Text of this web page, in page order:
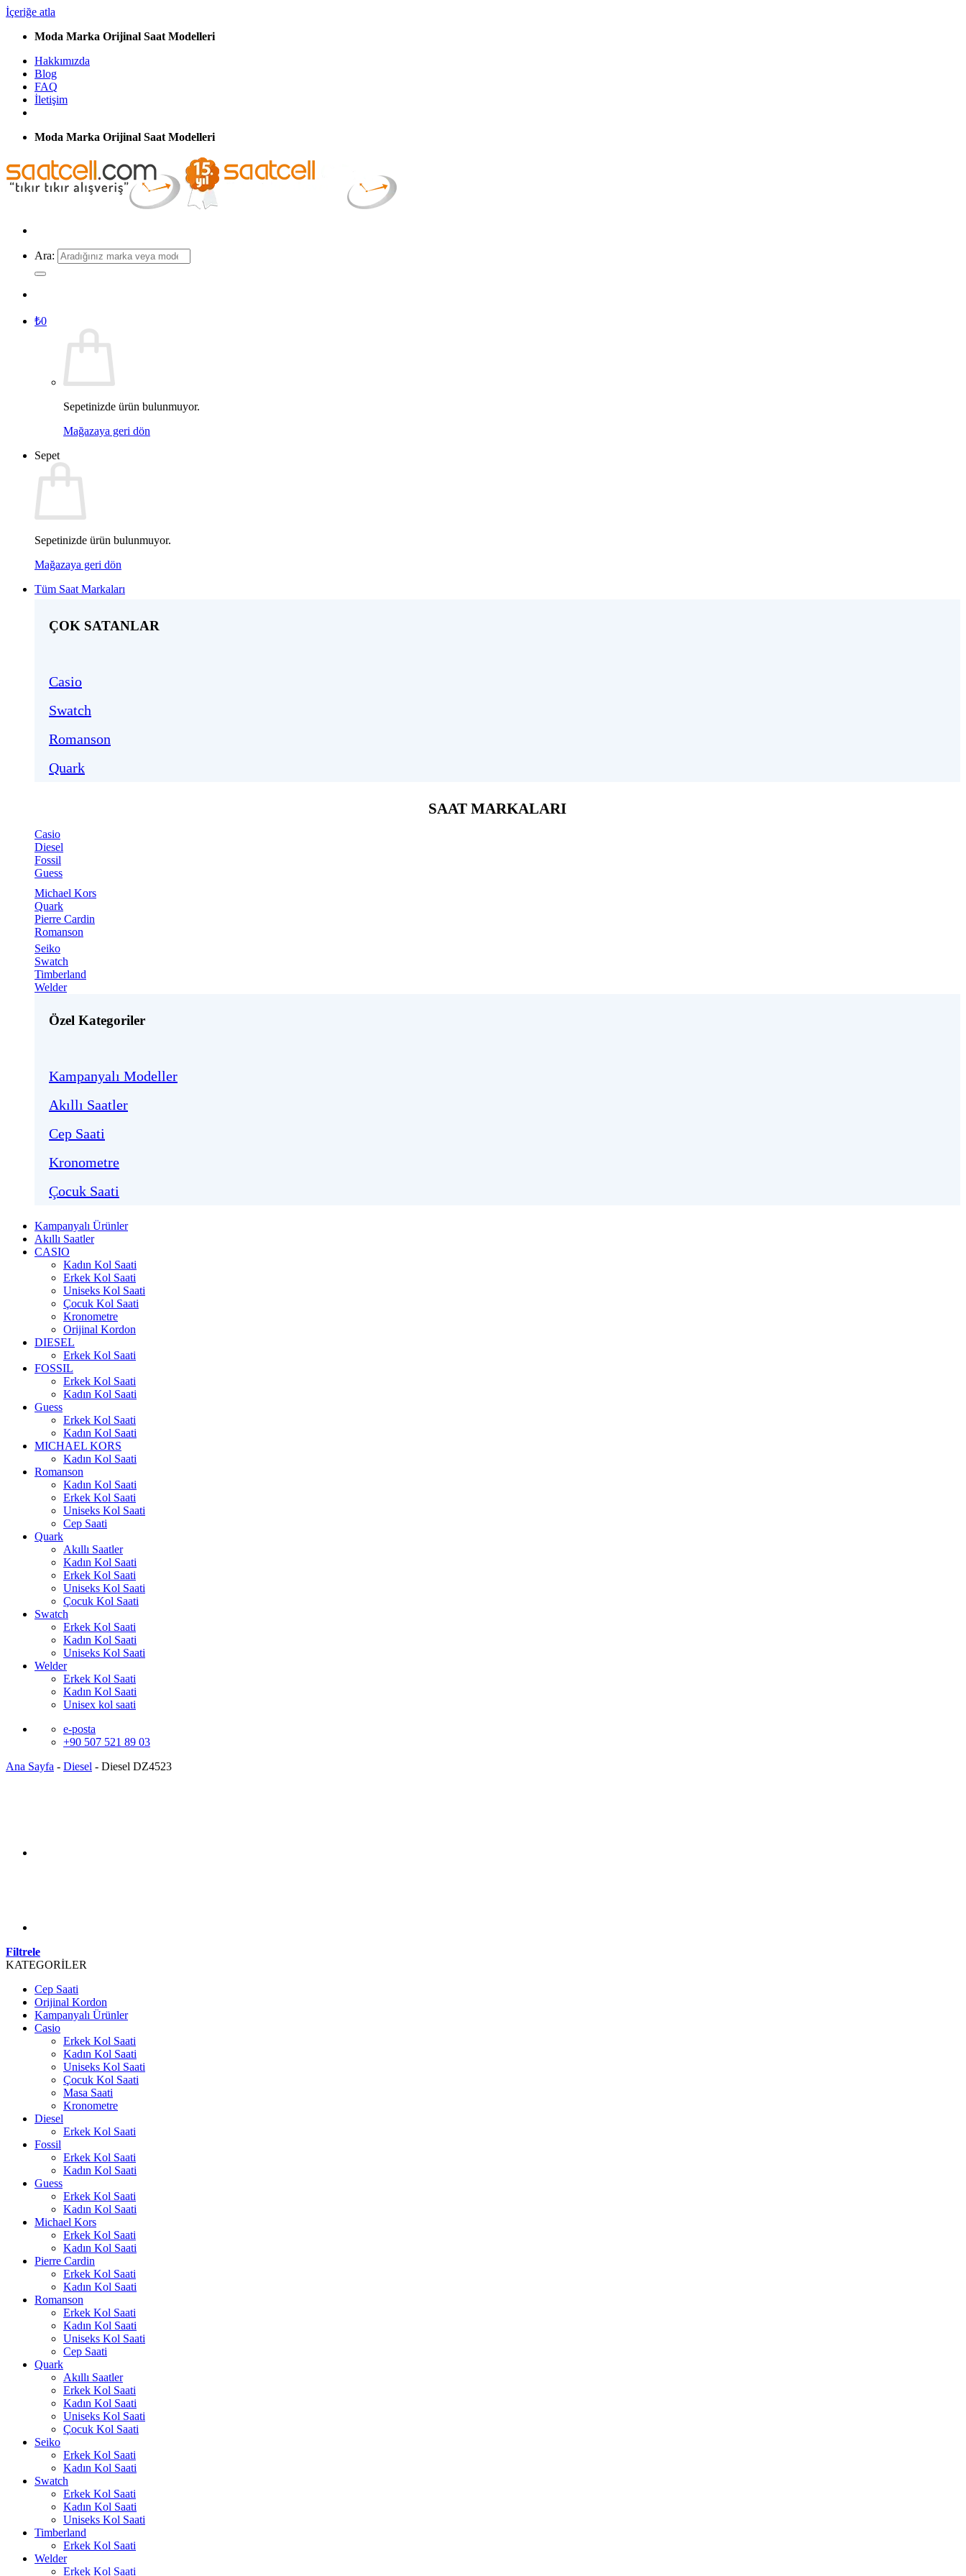
İçeriğe atla
Moda Marka Orijinal Saat Modelleri
Hakkımızda
Blog
FAQ
İletişim
Moda Marka Orijinal Saat Modelleri
Ara:
₺0
Sepetinizde ürün bulunmuyor.
Mağazaya geri dön
Sepet
Sepetinizde ürün bulunmuyor.
Mağazaya geri dön
Tüm Saat Markaları
ÇOK SATANLAR
Casio
Swatch
Romanson
Quark
SAAT MARKALARI
Casio
Diesel
Fossil
Guess
Michael Kors
Quark
Pierre Cardin
Romanson
Seiko
Swatch
Timberland
Welder
Özel Kategoriler
Kampanyalı Modeller
Akıllı Saatler
Cep Saati
Kronometre
Çocuk Saati
Kampanyalı Ürünler
Akıllı Saatler
CASIO
Kadın Kol Saati
Erkek Kol Saati
Uniseks Kol Saati
Çocuk Kol Saati
Kronometre
Orijinal Kordon
DIESEL
Erkek Kol Saati
FOSSIL
Erkek Kol Saati
Kadın Kol Saati
Guess
Erkek Kol Saati
Kadın Kol Saati
MICHAEL KORS
Kadın Kol Saati
Romanson
Kadın Kol Saati
Erkek Kol Saati
Uniseks Kol Saati
Cep Saati
Quark
Akıllı Saatler
Kadın Kol Saati
Erkek Kol Saati
Uniseks Kol Saati
Çocuk Kol Saati
Swatch
Erkek Kol Saati
Kadın Kol Saati
Uniseks Kol Saati
Welder
Erkek Kol Saati
Kadın Kol Saati
Unisex kol saati
e-posta
+90 507 521 89 03
Ana Sayfa - Diesel - Diesel DZ4523
Filtrele
KATEGORİLER
Cep Saati
Orijinal Kordon
Kampanyalı Ürünler
Casio
Erkek Kol Saati
Kadın Kol Saati
Uniseks Kol Saati
Çocuk Kol Saati
Masa Saati
Kronometre
Diesel
Erkek Kol Saati
Fossil
Erkek Kol Saati
Kadın Kol Saati
Guess
Erkek Kol Saati
Kadın Kol Saati
Michael Kors
Erkek Kol Saati
Kadın Kol Saati
Pierre Cardin
Erkek Kol Saati
Kadın Kol Saati
Romanson
Erkek Kol Saati
Kadın Kol Saati
Uniseks Kol Saati
Cep Saati
Quark
Akıllı Saatler
Erkek Kol Saati
Kadın Kol Saati
Uniseks Kol Saati
Çocuk Kol Saati
Seiko
Erkek Kol Saati
Kadın Kol Saati
Swatch
Erkek Kol Saati
Kadın Kol Saati
Uniseks Kol Saati
Timberland
Erkek Kol Saati
Welder
Erkek Kol Saati